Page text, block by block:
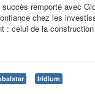
succès remporté avec
chez les
: celui de la
Iridium